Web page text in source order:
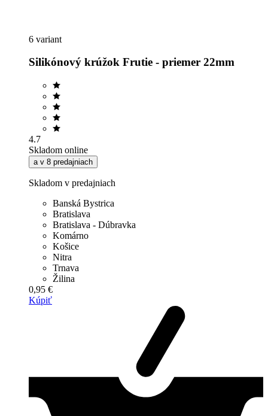
6 variant
Silikónový krúžok Frutie - priemer 22mm
4.7
Skladom online
a v 8 predajniach
Skladom v predajniach
Banská Bystrica
Bratislava
Bratislava - Dúbravka
Komárno
Košice
Nitra
Trnava
Žilina
0,95 €
Kúpiť